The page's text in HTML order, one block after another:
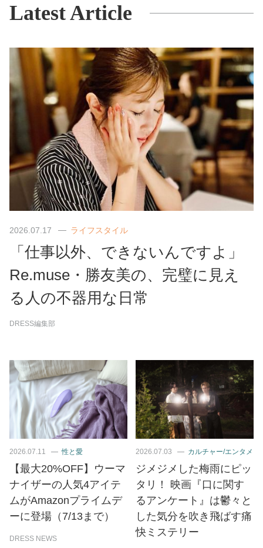
Latest Article
2026.07.17 ライフスタイル
「仕事以外、できないんですよ」
Re.muse・勝友美の、完璧に見え
る人の不器用な日常
DRESS編集部
2026.07.11 性と愛
【最大20%OFF】ウーマ
ナイザーの人気4アイテ
ムがAmazonプライムデ
ーに登場（7/13まで）
DRESS NEWS
2026.07.03 カルチャー/エンタメ
ジメジメした梅雨にピッ
タリ！ 映画『口に関す
るアンケート』は鬱々と
した気分を吹き飛ばす痛
快ミステリー